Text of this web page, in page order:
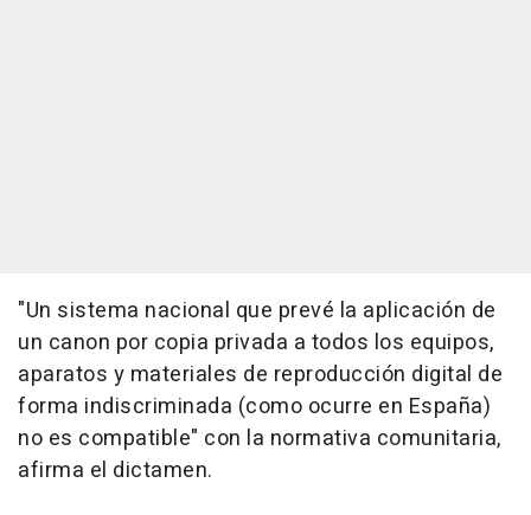
"Un sistema nacional que prevé la aplicación de
un canon por copia privada a todos los equipos,
aparatos y materiales de reproducción digital de
forma indiscriminada (como ocurre en España)
no es compatible" con la normativa comunitaria,
afirma el dictamen.